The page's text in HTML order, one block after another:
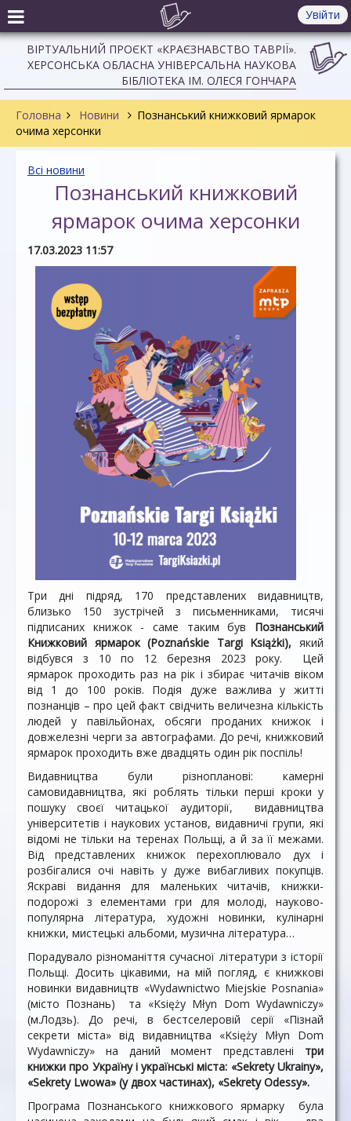
Увійти
ВІРТУАЛЬНИЙ ПРОЄКТ «КРАЄЗНАВСТВО ТАВРІЇ».
ХЕРСОНСЬКА ОБЛАСНА УНІВЕРСАЛЬНА НАУКОВА
БІБЛІОТЕКА ІМ. ОЛЕСЯ ГОНЧАРА
Головна Новини
Познанський книжковий ярмарок
очима херсонки
Всі новини
Познанський книжковий
ярмарок очима херсонки
17.03.2023 11:57
Три дні підряд, 170 представлених видавництв,
близько 150 зустрічей з письменниками, тисячі
підписаних книжок - саме таким був Познанський
Книжковий ярмарок (Poznańskie Targi Książki), який
відбувся з 10 по 12 березня 2023 року. Цей
ярмарок проходить раз на рік і збирає читачів віком
від 1 до 100 років. Подія дуже важлива у житті
познанців – про цей факт свідчить величезна кількість
людей у павільйонах, обcяги проданих книжок і
довжелезні черги за автографами. До речі, книжковий
ярмарок проходить вже двадцять один рік поспіль!
Видавництва були різнопланові: камерні
самовидавництва, які роблять тільки перші кроки у
пошуку своєї читацької аудиторії, видавництва
університетів і наукових установ, видавничі групи, які
відомі не тільки на теренах Польщі, а й за її межами.
Від представлених книжок перехоплювало дух і
розбігалися очі навіть у дуже вибагливих покупців.
Яскраві видання для маленьких читачів, книжки-
подорожі з елементами гри для молоді, науково-
популярна література, художні новинки, кулінарні
книжки, мистецькі альбоми, музична література…
Порадувало різноманіття сучасної літератури з історії
Польщі. Досить цікавими, на мій погляд, є книжкові
новинки видавництв «Wydawnictwo Miejskie Posnania»
(місто Познань) та «Księży Młyn Dom Wydawniczy»
(м.Лодзь). До речі, в бестселеровій серії «Пізнай
секрети міста» від видавництва «Księży Młyn Dom
Wydawniczy» на даний момент представлені три
книжки про Україну і українські міста: «Sekrety Ukrainy»,
«Sekrety Lwowa» (у двох частинах), «Sekrety Odessy».
Програма Познанського книжкового ярмарку була